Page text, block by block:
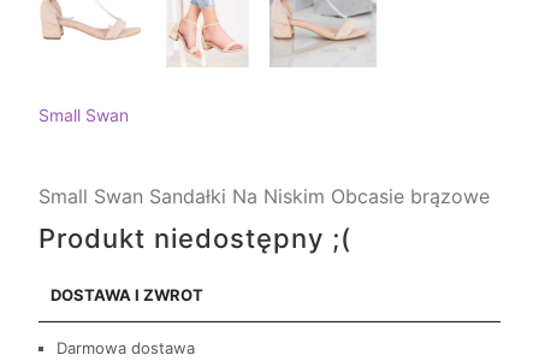
Small Swan
Small Swan Sandałki Na Niskim Obcasie brązowe
Produkt niedostępny ;(
DOSTAWA I ZWROT
Darmowa dostawa